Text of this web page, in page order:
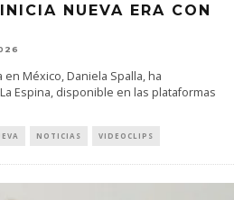
NUEVA ERA CON
México, Daniela Spalla, ha
Espina, disponible en las plataformas
NOTICIAS VIDEOCLIPS